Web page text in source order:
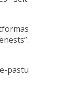
pastu